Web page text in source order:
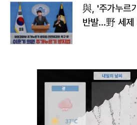
與, '주가누르
반발…野 세제